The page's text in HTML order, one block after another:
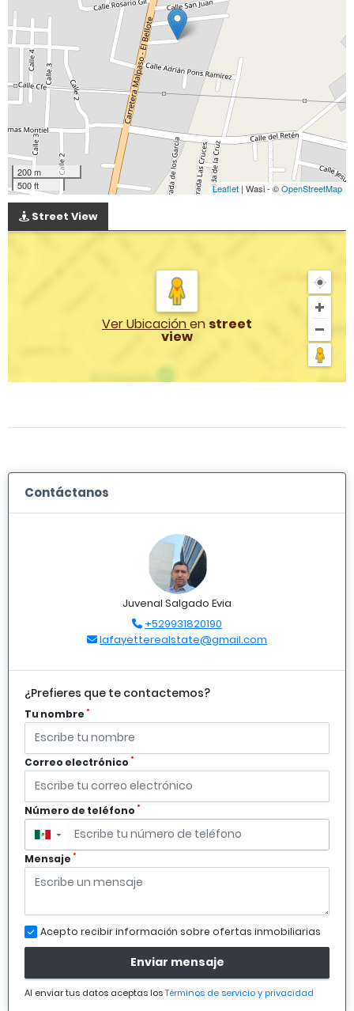
200 m
500 ft
Leaflet | Wasi - ©OpenStreetMap
Street View
Ver Ubicaciónen street
view
Contáctanos
Juvenal Salgado Evia
+529931820190
lafayetterealstate@gmail.com
¿Prefieres que te contactemos?
Tu nombre *
Correo electrónico *
Número de teléfono *
▼
Mensaje *
Acepto recibir información sobre ofertas inmobiliarias
Enviar mensaje
Al enviar tus datos aceptas losTérminos de servicio y privacidad